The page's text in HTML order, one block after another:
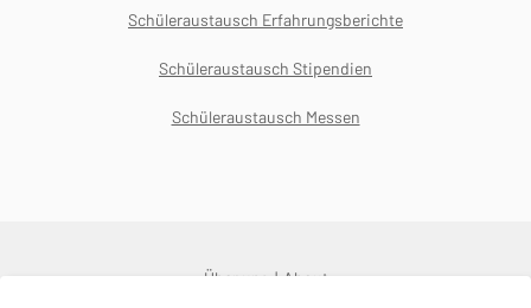
Schüleraustausch Erfahrungsberichte
Schüleraustausch Stipendien
Schüleraustausch Messen
Über uns About